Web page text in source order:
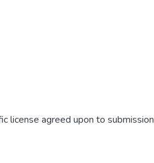
license agreed upon to submission